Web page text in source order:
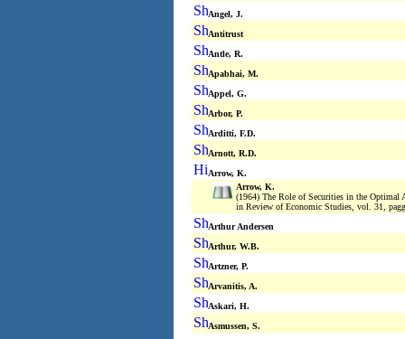
Angel, J.
Antitrust
Antle, R.
Apabhai, M.
Appel, G.
Arbor, P.
Arditti, F.D.
Arnott, R.D.
Arrow, K.
Arrow, K.
(1964) The Role of Securities in the Optimal
in Review of Economic Studies, vol. 31,
Arthur Andersen
Arthur, W.B.
Artzner, P.
Arvanitis, A.
Askari, H.
Asmussen, S.